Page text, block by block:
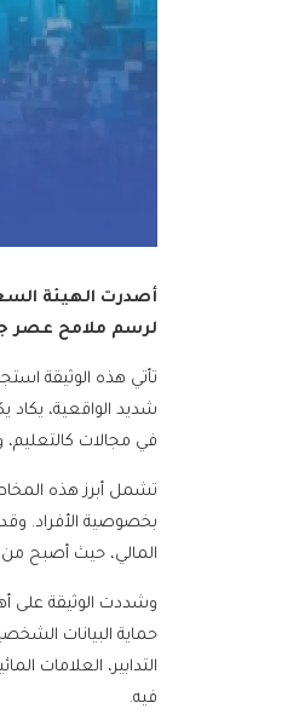
أصدرت الهيئة
لرسم ملامح عصر
تأتي هذه الوثيقة
شديد الواقعية، يكاد
في مجالات كالتعليم،
تشمل أبرز هذه
بخصوصية الأفراد.
المالي، حيث أصبح
وشددت الوثيقة على
حماية البيانات
التدابير، العلامات
فيه.